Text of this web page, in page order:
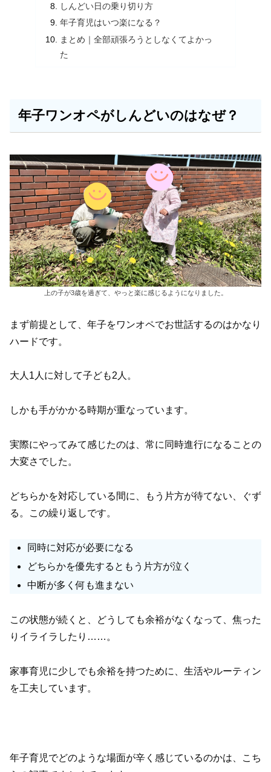
しんどい日の乗り切り方
年子育児はいつ楽になる？
まとめ｜全部頑張ろうとしなくてよかっ
た
年子ワンオペがしんどいのはなぜ？
上の子が3歳を過ぎて、やっと楽に感じるようになりました。
まず前提として、年子をワンオペでお世話するのはかなり
ハードです。
大人1人に対して子ども2人。
しかも手がかかる時期が重なっています。
実際にやってみて感じたのは、常に同時進行になることの
大変さでした。
どちらかを対応している間に、もう片方が待てない、ぐず
る。この繰り返しです。
同時に対応が必要になる
どちらかを優先するともう片方が泣く
中断が多く何も進まない
この状態が続くと、どうしても余裕がなくなって、焦った
りイライラしたり……。
家事育児に少しでも余裕を持つために、生活やルーティン
を工夫しています。
年子育児でどのような場面が辛く感じているのかは、こち